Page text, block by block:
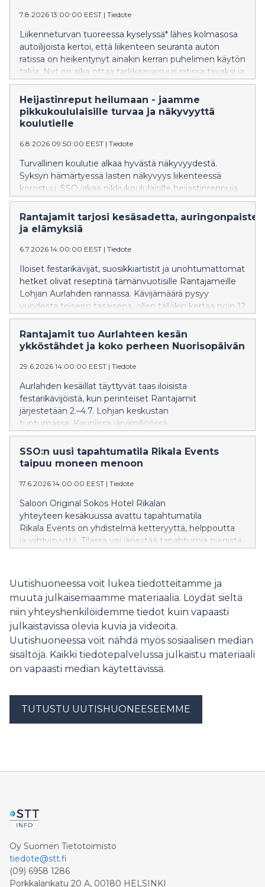
7.8.2026 13:00:00 EEST | Tiedote
Liikenneturvan tuoreessa kyselyssä* lähes kolmasosa
autoilijoista kertoi, että liikenteen seuranta auton
ratissa on heikentynyt ainakin kerran puhelimen käytön
takia. Nyt on aika ottaa tarkkaavaisuus ratissa tavaksi ja
jättää puhelin laukkuun tai taskuun, sillä pienet
koululaiset aloittavat koulutiensä. Kun koulut alkavat,
katukuvassa tutuksi tulleet S-kaupat-palvelun
ruokarobotit kerääntyvät myymälöiden lähistölle
liikenteessä on paljon pieniä kulkijoita. Tempaukseen
osallistuu noin 650 robottia eri puolella Suomea ja
kymmenen robottia Suur-Seudun Osuuskauppa SSO:n
alueella. Liikenneturva muistuttaa, että katseen
siirtyminen pois liikennetilanteesta on kaikkein
liikenteessä. – On tärkeää, että jokainen lapsi voi lähteä
koulumatkalle turvallisin mielin. Liikenteessä asiat
tapahtuvat nopealla tempolla. Äkillinen muutos jää
Heijastinreput heilumaan - jaamme
pikkukoululaisille turvaa ja näkyvyyttä
koulutielle
6.8.2026 09:50:00 EEST | Tiedote
Turvallinen koulutie alkaa hyvästä näkyvyydestä.
Syksyn hämärtyessä lasten näkyvyys liikenteessä
korostuu. SSO jakaa pikkukoululaisille heijastinreppuja
turvallisempien koulumatkojen tueksi.
Rantajamit tarjosi kesäsadetta,
ja elämyksiä
6.7.2026 14:00:00 EEST | Tiedote
Iloiset festarikävijät, suosikkiartistit ja unohtumattomat
hetket olivat reseptinä tämänvuotisille Rantajameille
Lohjan Aurlahden rannassa. Kävijämäärä pysyy
vuodesta toiseen tasaisena, ollen tälläkin kertaa noin 12
000. Tänä vuonna ohjelmistoon palannut
Nuorisopäivä täytti odotukset rentona koko perheen
tapahtumana.
Rantajamit tuo Aurlahteen kesän
ykköstähdet ja koko perheen Nuorisopäivän
29.6.2026 14:00:00 EEST | Tiedote
Aurlahden kesäillat täyttyvät taas iloisista
festarikävijöistä, kun perinteiset Rantajamit
järjestetään 2.–4.7. Lohjan keskustan
tuntumassa. Kauniissa järvimiljöössä
järjestettävä festivaali on vakiinnuttanut paikkansa
yhtenä kesän suosituimmista tapahtumista läntisellä
Uudellamaalla. Tänäkään vuonna artistikattaus ei petä,
lauantaihin.
SSO:n uusi tapahtumatila Rikala Events
taipuu moneen menoon
17.6.2026 14:00:00 EEST | Tiedote
Saloon Original Sokos Hotel Rikalan
yhteyteen kesäkuussa avattu tapahtumatila
Rikala Events on yhdistelmä ketteryyttä, helppoutta
ja viihtyisyyttä. Tilassa voi järjestää tapahtumia pienistä
saman katon alta.
Uutishuoneessa voit lukea tiedotteitamme ja
muuta julkaisemaamme materiaalia. Löydät sieltä
niin yhteyshenkilöidemme tiedot kuin vapaasti
julkaistavissa olevia kuvia ja videoita.
Uutishuoneessa voit nähdä myös sosiaalisen median
sisältöjä. Kaikki tiedotepalvelussa julkaistu materiaali
on vapaasti median käytettävissä.
TUTUSTU UUTISHUONEESEEMME
Oy Suomen Tietotoimisto
tiedote@stt.fi
(09) 6958 1286
Porkkalankatu 20 A, 00180 HELSINKI